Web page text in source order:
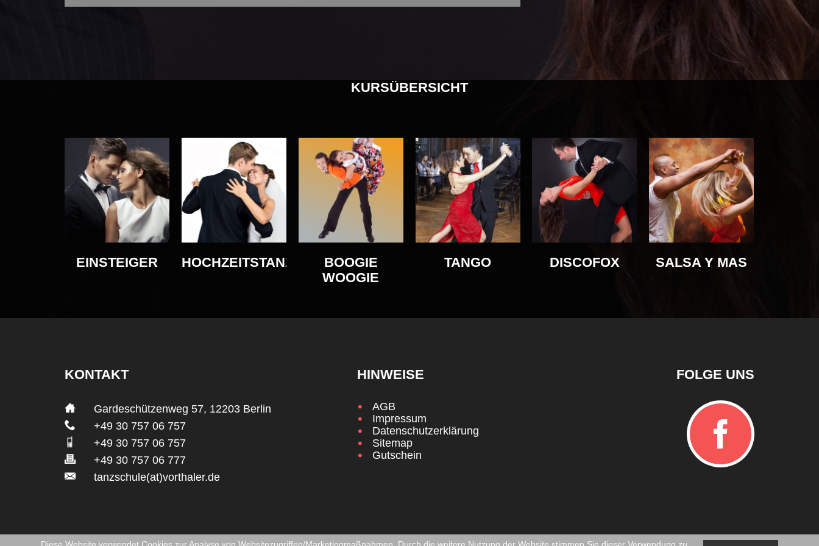
KURSÜBERSICHT
EINSTEIGER HOCHZEITSTANZ
BOOGIE
WOOGIE
TANGO DISCOFOX SALSA Y MAS
KONTAKT
Gardeschützenweg 57, 12203 Berlin
+49 30 757 06 757
+49 30 757 06 757
+49 30 757 06 777
tanzschule(at)vorthaler.de
HINWEISE
AGB
Impressum
Datenschutzerklärung
Sitemap
Gutschein
FOLGE UNS